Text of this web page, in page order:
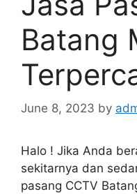
Batang
June 8, 2023 by
Halo ! Jika Anda
sekitarnya dan
pasang CCTV